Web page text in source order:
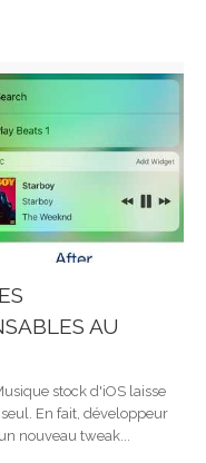
AU
stock d'iOS laisse
En fait, développeur
nouveau tweak...